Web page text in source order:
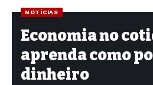
NOTÍCIAS
Economia no
aprenda como
dinheiro